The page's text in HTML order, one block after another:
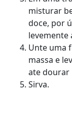
misturar
doce, por
levemente
Unte uma
massa e
ate dourar
Sirva.